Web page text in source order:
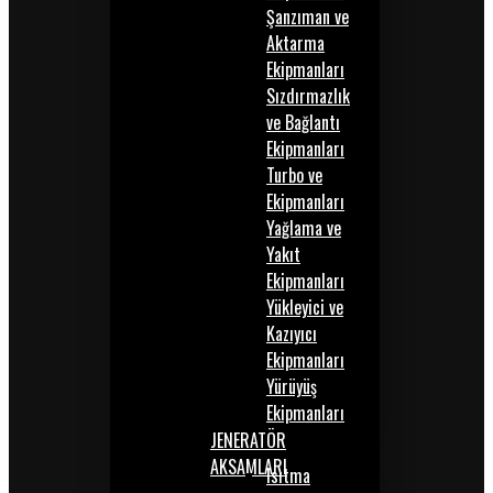
Şanzıman ve
Aktarma
Ekipmanları
Sızdırmazlık
ve Bağlantı
Ekipmanları
Turbo ve
Ekipmanları
Yağlama ve
Yakıt
Ekipmanları
Yükleyici ve
Kazıyıcı
Ekipmanları
Yürüyüş
Ekipmanları
JENERATÖR
AKSAMLARIIsıtma